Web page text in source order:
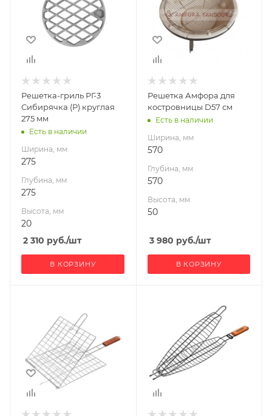
Высота, мм
20
Решетка-гриль РГ-3
Сибирячка (Р) круглая
275 мм
Есть в наличии
Ширина, мм
275
Глубина, мм
275
Высота, мм
20
2 310 руб./шт
В КОРЗИНУ
570
Высота, мм
50
Решетка Амфора для
костровницы D57 см
Есть в наличии
Ширина, мм
570
Глубина, мм
570
Высота, мм
50
3 980 руб./шт
В КОРЗИНУ
Глубина, мм
280
Высота, мм
500
Габариты В*Ш*Г мм
Глубина, мм
Высота, мм
350